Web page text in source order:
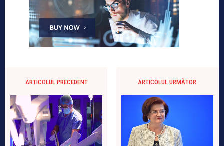
ARTICOLUL PRECEDENT ARTICOLUL URMĂTOR